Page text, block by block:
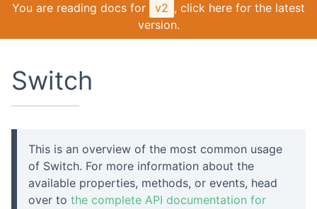
You are reading docs for v2 , click here for the latest
version.
Switch
This is an overview of the most common usage
of Switch. For more information about the
available properties, methods, or events, head
over to the complete API documentation for